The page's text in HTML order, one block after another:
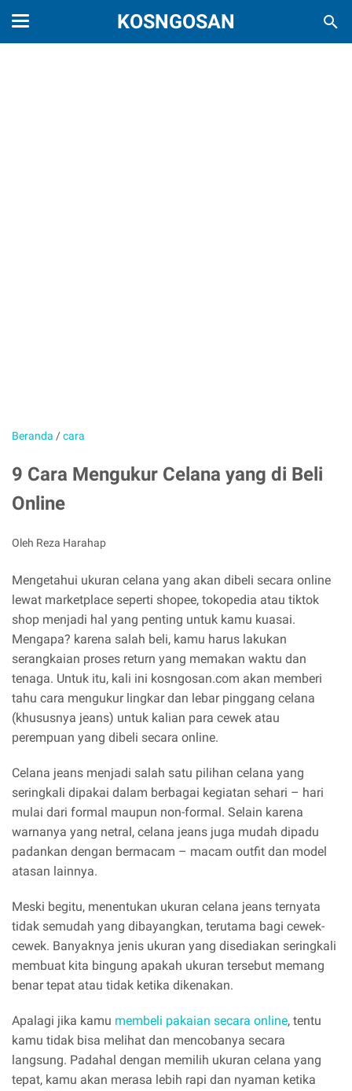
KOSNGOSAN
Beranda /cara
9 Cara Mengukur Celana yang di Beli
Online
Oleh Reza Harahap
Mengetahui ukuran celana yang akan dibeli secara online
lewat marketplace seperti shopee, tokopedia atau tiktok
shop menjadi hal yang penting untuk kamu kuasai.
Mengapa? karena salah beli, kamu harus lakukan
serangkaian proses return yang memakan waktu dan
tenaga. Untuk itu, kali ini kosngosan.com akan memberi
tahu cara mengukur lingkar dan lebar pinggang celana
(khususnya jeans) untuk kalian para cewek atau
perempuan yang dibeli secara online.
Celana jeans menjadi salah satu pilihan celana yang
seringkali dipakai dalam berbagai kegiatan sehari – hari
mulai dari formal maupun non-formal. Selain karena
warnanya yang netral, celana jeans juga mudah dipadu
padankan dengan bermacam – macam outfit dan model
atasan lainnya.
Meski begitu, menentukan ukuran celana jeans ternyata
tidak semudah yang dibayangkan, terutama bagi cewek-
cewek. Banyaknya jenis ukuran yang disediakan seringkali
membuat kita bingung apakah ukuran tersebut memang
benar tepat atau tidak ketika dikenakan.
Apalagi jika kamu membeli pakaian secara online, tentu
kamu tidak bisa melihat dan mencobanya secara
langsung. Padahal dengan memilih ukuran celana yang
tepat, kamu akan merasa lebih rapi dan nyaman ketika